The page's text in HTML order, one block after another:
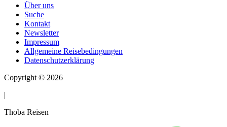
Über uns
Suche
Kontakt
Newsletter
Impressum
Allgemeine Reisebedingungen
Datenschutzerklärung
Copyright © 2026
|
Thoba Reisen